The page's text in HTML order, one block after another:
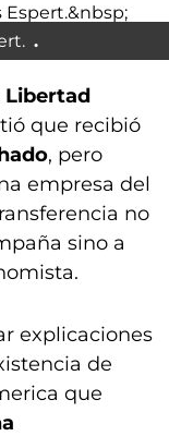
Libertad
que recibió
, pero
empresa del
no
sino a
explicaciones
de
que